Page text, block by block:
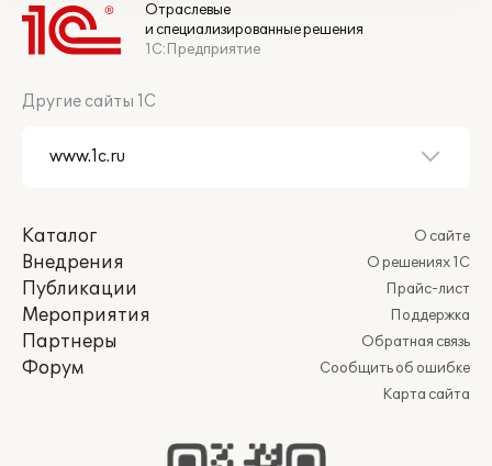
Отраслевые
и специализированные решения
1С:Предприятие
Другие сайты 1С
Каталог
Внедрения
Публикации
Мероприятия
Партнеры
Форум
О сайте
О решениях 1С
Прайс-лист
Поддержка
Обратная связь
Сообщить об ошибке
Карта сайта